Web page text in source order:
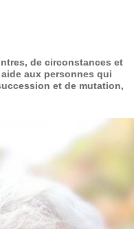
de circonstances et
aux personnes qui
et de mutation,